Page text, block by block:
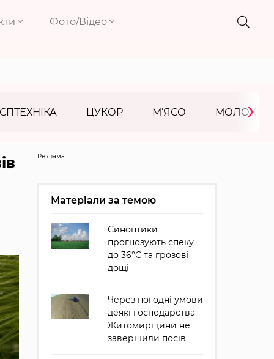
Фото/Відео
ЦУКОР М’ЯСО МОЛОКО
›
Реклама
Матеріали за темою
Синоптики
прогнозують спеку
до 36°С та грозові
дощі
Через погодні умови
деякі господарства
Житомирщини не
завершили посів